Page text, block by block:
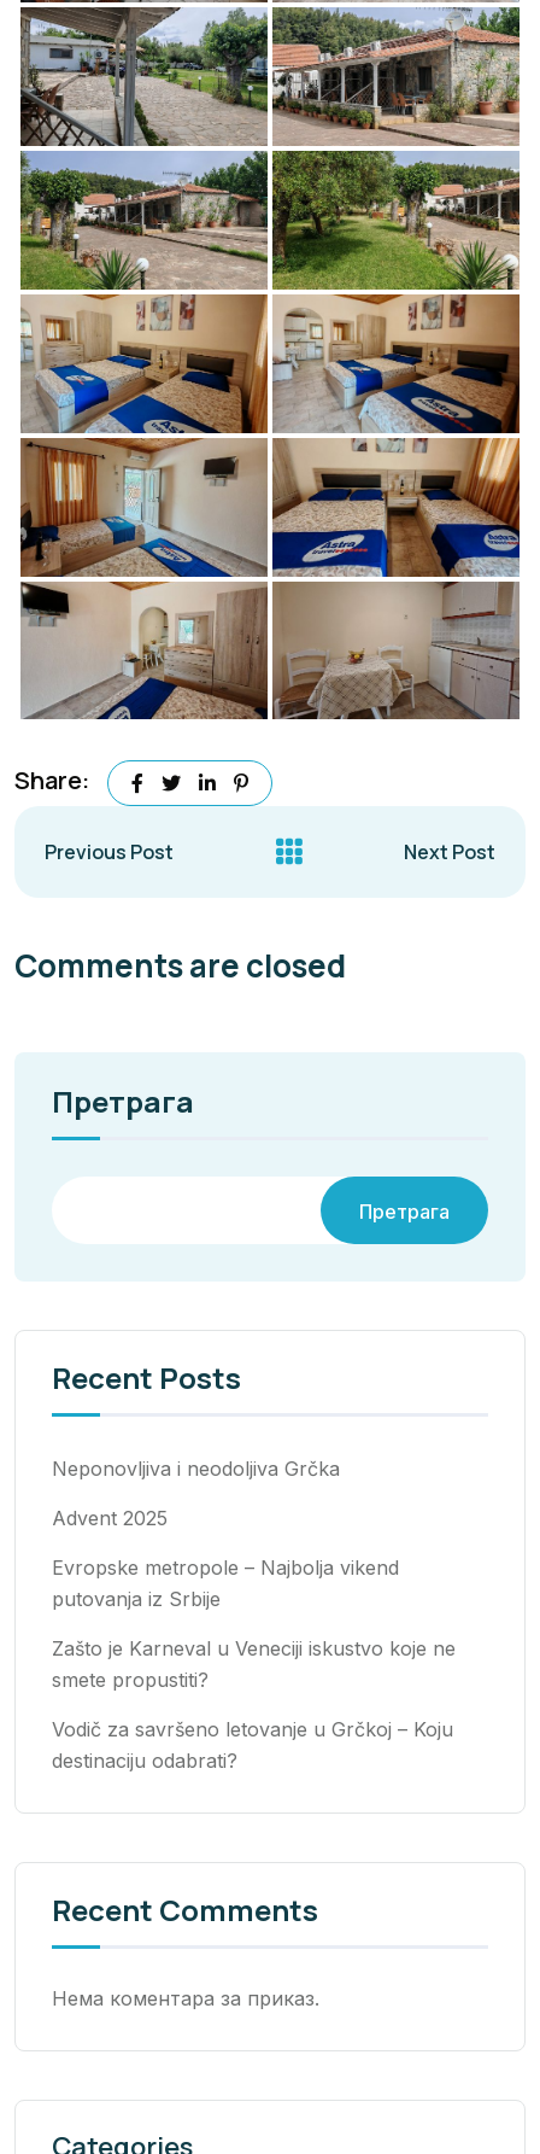
Share:
Previous Post Next Post
Comments are closed
Претрага
Претрага
Recent Posts
Neponovljiva i neodoljiva Grčka
Advent 2025
Evropske metropole – Najbolja vikend
putovanja iz Srbije
Zašto je Karneval u Veneciji iskustvo koje ne
smete propustiti?
Vodič za savršeno letovanje u Grčkoj – Koju
destinaciju odabrati?
Recent Comments
Нема коментара за приказ.